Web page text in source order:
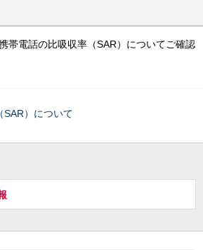
帯電話の比吸収率（SAR）についてご確認
SAR）について